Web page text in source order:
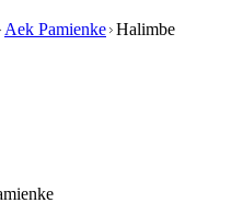
Aek Pamienke Halimbe